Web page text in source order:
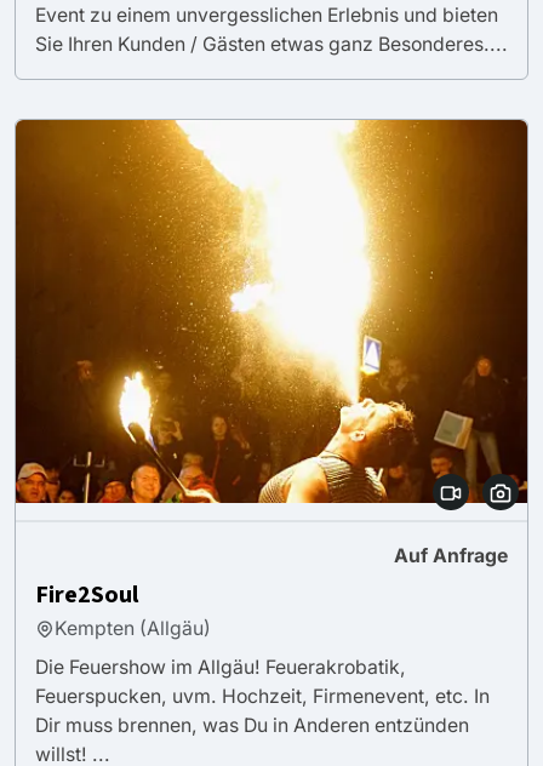
Event zu einem unvergesslichen Erlebnis und bieten
Sie Ihren Kunden / Gästen etwas ganz Besonderes....
Auf Anfrage
Fire2Soul
Kempten (Allgäu)
Die Feuershow im Allgäu! Feuerakrobatik,
Feuerspucken, uvm. Hochzeit, Firmenevent, etc. In
Dir muss brennen, was Du in Anderen entzünden
willst! ...